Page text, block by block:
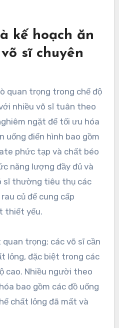
kế hoạch ăn
sĩ chuyên
quan trọng trong chế độ
nhiều võ sĩ tuân theo
ngặt để tối ưu hóa
uống điển hình bao gồm
phức tạp và chất béo
năng lượng đầy đủ và
sĩ thường tiêu thụ các
củ để cung cấp
thiết yếu.
trọng; các võ sĩ cần
lỏng, đặc biệt trong các
cao. Nhiều người theo
bao gồm các đồ uống
chất lỏng đã mất và